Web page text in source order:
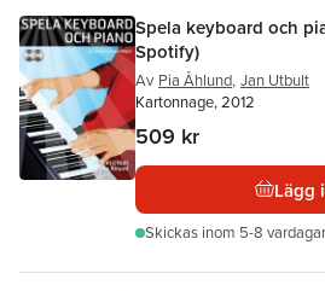
Spela keyboard och
Spotify)
Av Pia Åhlund, Jan Utbult
Kartonnage, 2012
509 kr
Lägg
Skickas inom 5-8 vardagar